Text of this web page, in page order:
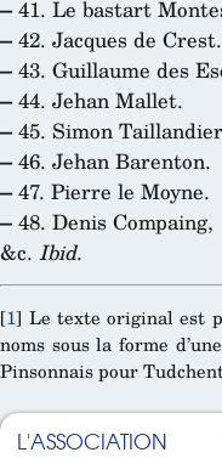
–41. Le bastart
–42. Jacques de Crest.
–43. Guillaume des
–44. Jehan Mallet.
–45. Simon
–46. Jehan Barenton.
–47. Pierre le Moyne.
–48. Denis Compaing,
&c. Ibid.
[1]Le texte original est
noms sous la forme
Pinsonnais pour
L'ASSOCIATION